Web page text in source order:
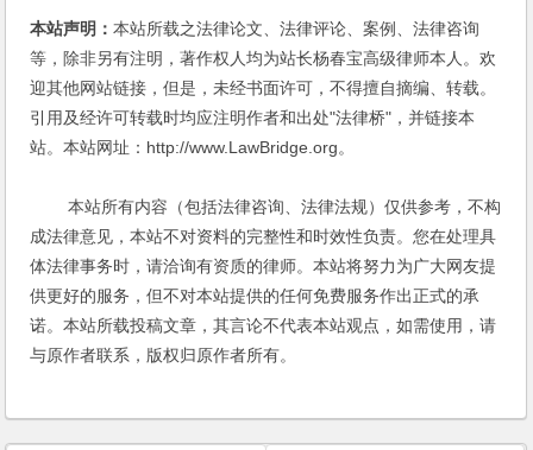
本站声明：本站所载之法律论文、法律评论、案例、法律咨询
等，除非另有注明，著作权人均为站长杨春宝高级律师本人。欢
迎其他网站链接，但是，未经书面许可，不得擅自摘编、转载。
引用及经许可转载时均应注明作者和出处"法律桥"，并链接本
站。本站网址：http://www.LawBridge.org。
本站所有内容（包括法律咨询、法律法规）仅供参考，不构
成法律意见，本站不对资料的完整性和时效性负责。您在处理具
体法律事务时，请洽询有资质的律师。本站将努力为广大网友提
供更好的服务，但不对本站提供的任何免费服务作出正式的承
诺。本站所载投稿文章，其言论不代表本站观点，如需使用，请
与原作者联系，版权归原作者所有。